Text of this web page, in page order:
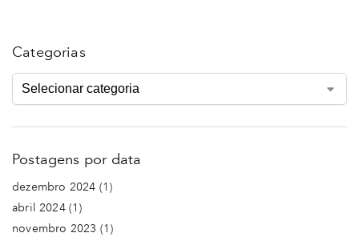
Categorias
Postagens por data
dezembro 2024 (1)
abril 2024(1)
novembro 2023 (1)